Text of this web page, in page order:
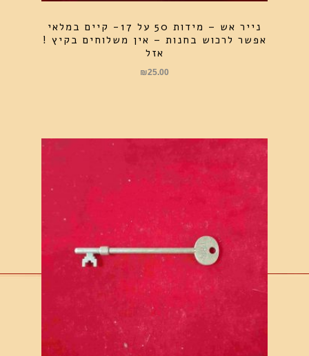
נייר אש – מידות 50 על 17- קיים במלאי
אפשר לרכוש בחנות – אין משלוחים בקיץ !
אזל
₪25.00